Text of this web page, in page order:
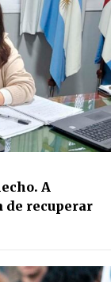
A
de recuperar